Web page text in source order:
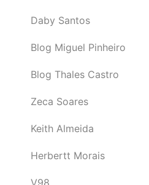
Daby Santos
Blog Miguel Pinheiro
Blog Thales Castro
Zeca Soares
Keith Almeida
Herbertt Morais
V98